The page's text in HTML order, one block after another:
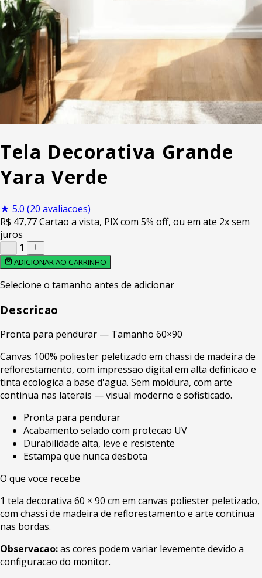
Tela Decorativa Grande
Yara Verde
★ 5.0 (20 avaliacoes)
R$ 47,77Cartao a vista, PIX com 5% off, ou em ate 2x sem
juros
1
ADICIONAR AO CARRINHO
Selecione o tamanho antes de adicionar
Descricao
Pronta para pendurar — Tamanho 60×90
Canvas 100% poliester peletizado em chassi de madeira de
reflorestamento, com impressao digital em alta definicao e
tinta ecologica a base d'agua. Sem moldura, com arte
continua nas laterais — visual moderno e sofisticado.
Pronta para pendurar
Acabamento selado com protecao UV
Durabilidade alta, leve e resistente
Estampa que nunca desbota
O que voce recebe
1 tela decorativa 60 × 90 cm em canvas poliester peletizado,
com chassi de madeira de reflorestamento e arte continua
nas bordas.
Observacao:as cores podem variar levemente devido a
configuracao do monitor.